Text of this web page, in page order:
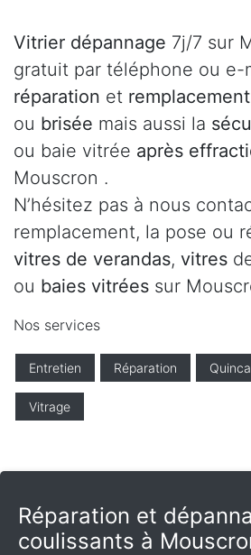
Vitrier dépannage 7j/7 sur
gratuit par téléphone ou e-
réparation et remplacement
ou brisée mais aussi la
ou baie vitrée après
Mouscron .
N’hésitez pas à nous
remplacement, la pose ou
vitres de verandas, vitres
ou baies vitrées sur
Nos services
Entretien Réparation
Vitrage
Réparation et
coulissants à